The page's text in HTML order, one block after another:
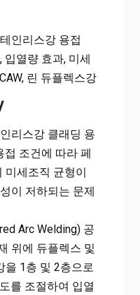
인리스강 용접
열량 효과, 미세
린 듀플렉스강
리스강 클래딩 용
접 조건에 따라 페
미세조직 균형이
이 저하되는 문제
Arc Welding) 공
위에 듀플렉스 및
을 1층 및 2층으로
를 조절하여 입열